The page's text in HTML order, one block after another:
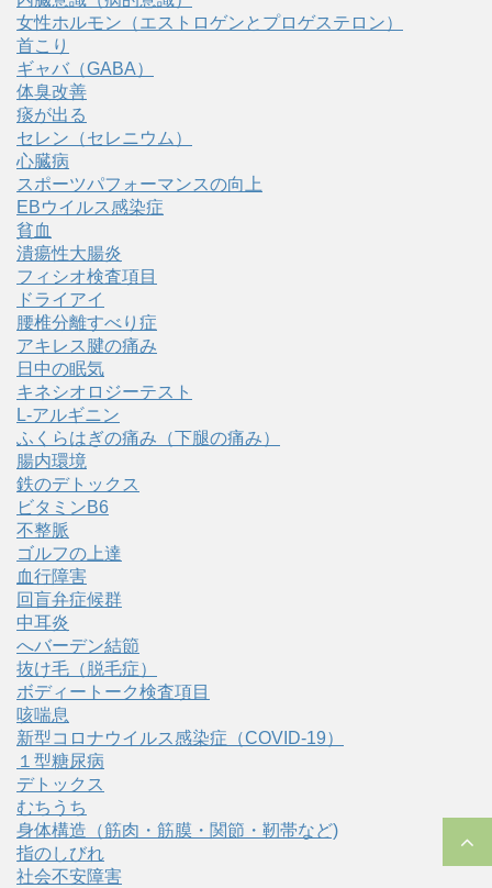
女性ホルモン（エストロゲンとプロゲステロン）
首こり
ギャバ（GABA）
体臭改善
痰が出る
セレン（セレニウム）
心臓病
スポーツパフォーマンスの向上
EBウイルス感染症
貧血
潰瘍性大腸炎
フィシオ検査項目
ドライアイ
腰椎分離すべり症
アキレス腱の痛み
日中の眠気
キネシオロジーテスト
L-アルギニン
ふくらはぎの痛み（下腿の痛み）
腸内環境
鉄のデトックス
ビタミンB6
不整脈
ゴルフの上達
血行障害
回盲弁症候群
中耳炎
へバーデン結節
抜け毛（脱毛症）
ボディートーク検査項目
咳喘息
新型コロナウイルス感染症（COVID‑19）
１型糖尿病
デトックス
むちうち
身体構造（筋肉・筋膜・関節・靭帯など)
指のしびれ
社会不安障害